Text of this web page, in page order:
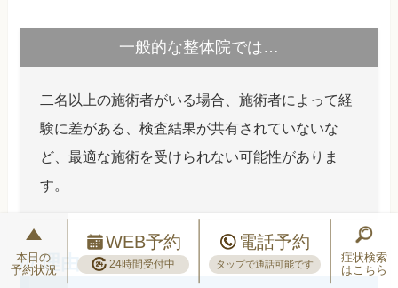
一般的な整体院では…
二名以上の施術者がいる場合、施術者によって経
験に差がある、検査結果が共有されていないな
ど、最適な施術を受けられない可能性がありま
す。
本日の
予約状況
WEB予約
24時間受付中
電話予約
タップで通話可能です
症状検索
はこちら